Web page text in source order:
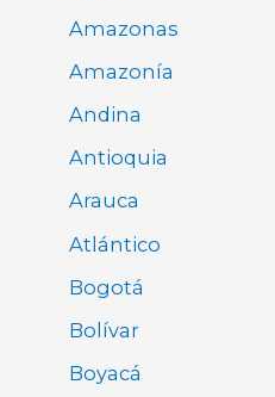
Amazonas
Amazonía
Andina
Antioquia
Arauca
Atlántico
Bogotá
Bolívar
Boyacá